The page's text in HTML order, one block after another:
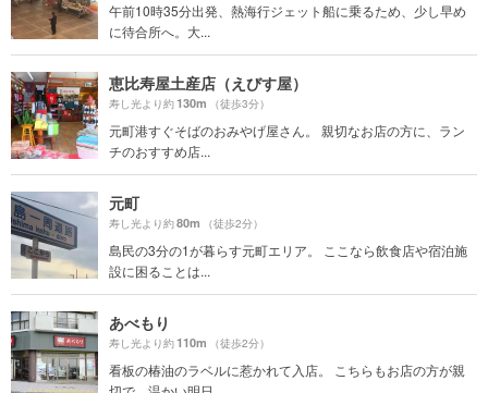
午前10時35分出発、熱海行ジェット船に乗るため、少し早め
に待合所へ。大...
恵比寿屋土産店（えびす屋）
寿し光より約130m （徒歩3分）
元町港すぐそばのおみやげ屋さん。 親切なお店の方に、ラン
チのおすすめ店...
元町
寿し光より約80m （徒歩2分）
島民の3分の1が暮らす元町エリア。 ここなら飲食店や宿泊施
設に困ることは...
あべもり
寿し光より約110m （徒歩2分）
看板の椿油のラベルに惹かれて入店。 こちらもお店の方が親